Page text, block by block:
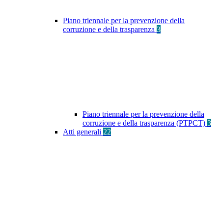
Piano triennale per la prevenzione della
corruzione e della trasparenza 3
Piano triennale per la prevenzione della
corruzione e della trasparenza (PTPCT) 3
Atti generali 22